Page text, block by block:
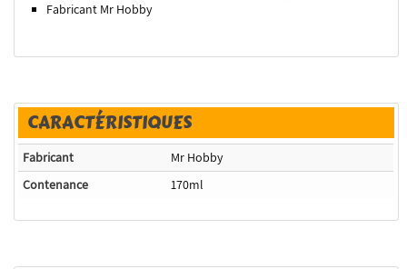
Fabricant Mr Hobby
CARACTÉRISTIQUES
Fabricant
Mr Hobby
Contenance
170ml